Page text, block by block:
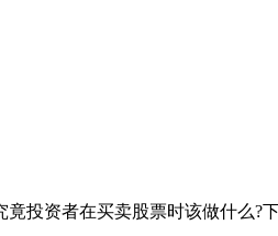
资者在买卖股票时该做什么?